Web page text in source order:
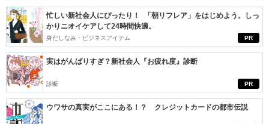
PR
忙しい新社会人にぴったり！ 「朝リフレア」をはじめよう。しっ
かりニオイケアして24時間快適。
身だしなみ・ビジネスアイテム
PR
実はがんばりすぎ？新社会人『お疲れ度』診断
診断
ウワサの真実がここにある！？ クレジットカードの都市伝説